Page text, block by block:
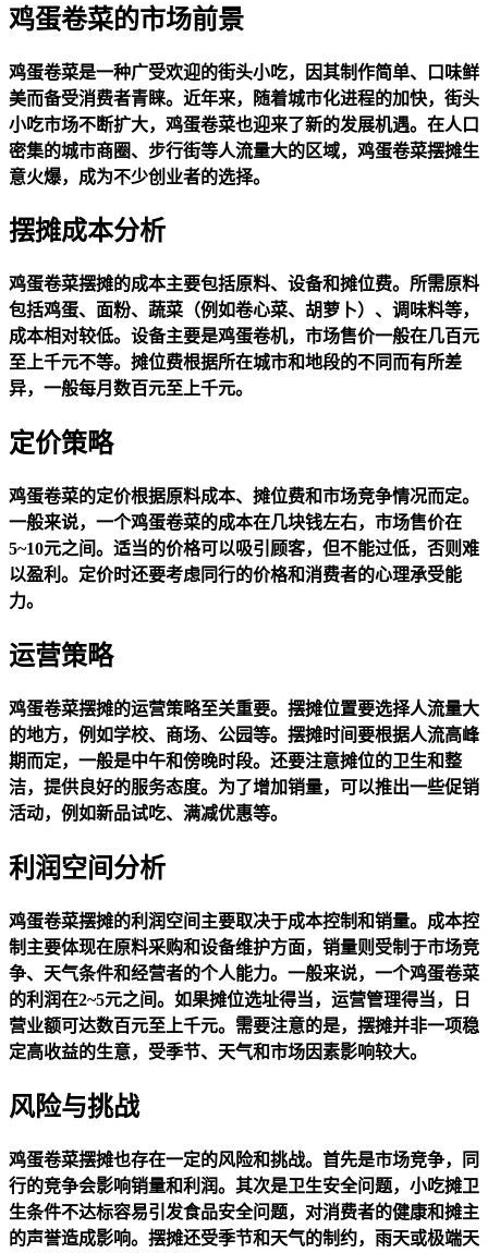
鸡蛋卷菜的市场前景
鸡蛋卷菜是一种广受欢迎的街头小吃，因其制作简单、口味鲜
美而备受消费者青睐。近年来，随着城市化进程的加快，街头
小吃市场不断扩大，鸡蛋卷菜也迎来了新的发展机遇。在人口
密集的城市商圈、步行街等人流量大的区域，鸡蛋卷菜摆摊生
意火爆，成为不少创业者的选择。
摆摊成本分析
鸡蛋卷菜摆摊的成本主要包括原料、设备和摊位费。所需原料
包括鸡蛋、面粉、蔬菜（例如卷心菜、胡萝卜）、调味料等，
成本相对较低。设备主要是鸡蛋卷机，市场售价一般在几百元
至上千元不等。摊位费根据所在城市和地段的不同而有所差
异，一般每月数百元至上千元。
定价策略
鸡蛋卷菜的定价根据原料成本、摊位费和市场竞争情况而定。
一般来说，一个鸡蛋卷菜的成本在几块钱左右，市场售价在
5~10元之间。适当的价格可以吸引顾客，但不能过低，否则难
以盈利。定价时还要考虑同行的价格和消费者的心理承受能
力。
运营策略
鸡蛋卷菜摆摊的运营策略至关重要。摆摊位置要选择人流量大
的地方，例如学校、商场、公园等。摆摊时间要根据人流高峰
期而定，一般是中午和傍晚时段。还要注意摊位的卫生和整
洁，提供良好的服务态度。为了增加销量，可以推出一些促销
活动，例如新品试吃、满减优惠等。
利润空间分析
鸡蛋卷菜摆摊的利润空间主要取决于成本控制和销量。成本控
制主要体现在原料采购和设备维护方面，销量则受制于市场竞
争、天气条件和经营者的个人能力。一般来说，一个鸡蛋卷菜
的利润在2~5元之间。如果摊位选址得当，运营管理得当，日
营业额可达数百元至上千元。需要注意的是，摆摊并非一项稳
定高收益的生意，受季节、天气和市场因素影响较大。
风险与挑战
鸡蛋卷菜摆摊也存在一定的风险和挑战。首先是市场竞争，同
行的竞争会影响销量和利润。其次是卫生安全问题，小吃摊卫
生条件不达标容易引发食品安全问题，对消费者的健康和摊主
的声誉造成影响。摆摊还受季节和天气的制约，雨天或极端天